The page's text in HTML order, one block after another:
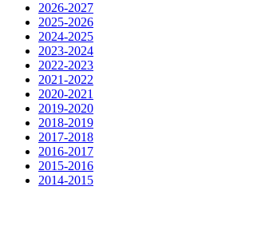
2026-2027
2025-2026
2024-2025
2023-2024
2022-2023
2021-2022
2020-2021
2019-2020
2018-2019
2017-2018
2016-2017
2015-2016
2014-2015